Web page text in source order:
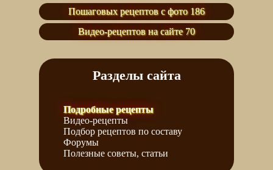
Пошаговых рецептов с фото 186
Видео-рецептов на сайте 70
Разделы сайта
Подробные рецепты
Видео-рецепты
Подбор рецептов по составу
Форумы
Полезные советы, статьи